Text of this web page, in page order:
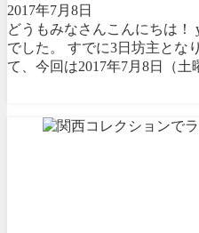
2017年7月8日
どうもみなさんこんにちは
でした。 すでに3日坊主とな
て、今回は2017年7月8日（土